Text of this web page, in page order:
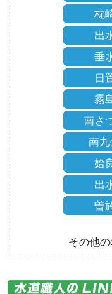
枕
出
垂
日
霧
南さ
南
姶
出
曽
その他